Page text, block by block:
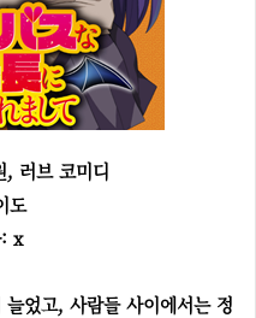
, 러브 코미디
도
: x
었고, 사람들 사이에서는 정